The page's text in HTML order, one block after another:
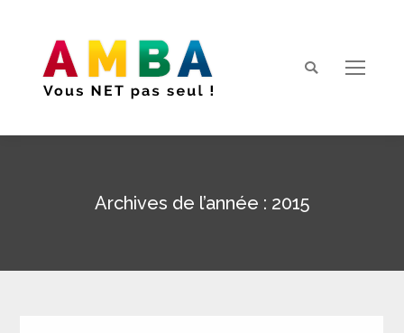
Search:
Archives de l’année : 2015